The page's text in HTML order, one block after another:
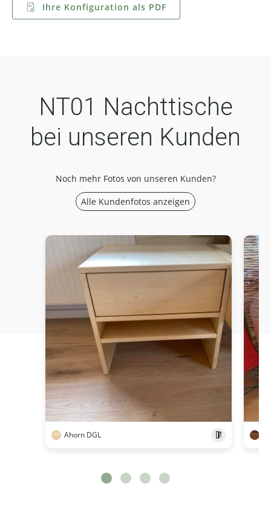
Ihre Konfiguration als PDF
NT01 Nachttische
bei unseren Kunden
Noch mehr Fotos von unseren Kunden?
Alle Kundenfotos anzeigen
Ahorn DGL